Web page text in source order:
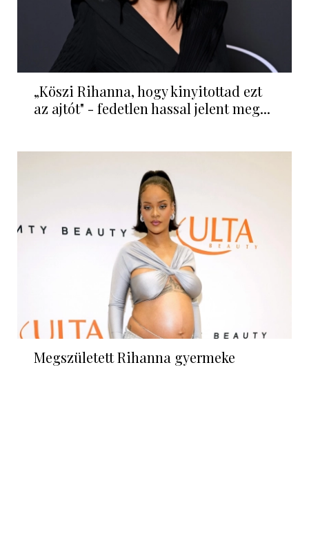
„Köszi Rihanna, hogy kinyitottad ezt
az ajtót" - fedetlen hassal jelent meg...
Megszületett Rihanna gyermeke